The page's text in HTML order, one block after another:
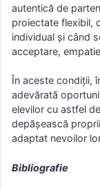
autentică de
proiectate flexibil,
individual și când
acceptare,
În aceste condiții,
adevărată
elevilor cu astfel
depășească
adaptat nevoilor
Bibliografie